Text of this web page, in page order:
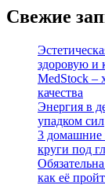
Свежие
здоровую и
MedStock –
качества
Энергия в
упадком сил
3 домашние
круги под
как её